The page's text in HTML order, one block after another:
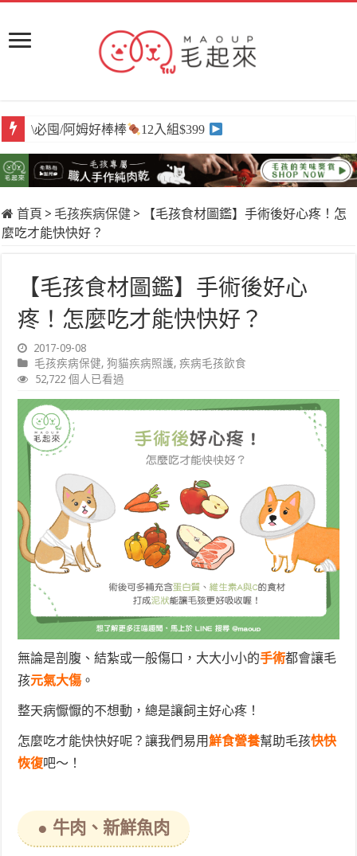
\必囤/阿姆好棒棒 12入組$399
首頁 > 毛孩疾病保健 >
【毛孩食材圖鑑】手術後好心疼！怎
麼吃才能快快好？
【毛孩食材圖鑑】手術後好心
疼！怎麼吃才能快快好？
2017-09-08
毛孩疾病保健,狗貓疾病照護,疾病毛孩飲食
52,722 個人已看過
無論是剖腹、結紮或一般傷口，大大小小的手術都會讓毛
孩元氣大傷。
整天病懨懨的不想動，總是讓飼主好心疼！
怎麼吃才能快快好呢？讓我們易用鮮食營養幫助毛孩快快
恢復吧～！
● 牛肉、新鮮魚肉